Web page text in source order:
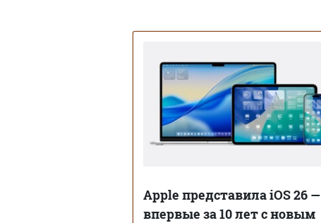
Apple представила iOS 26 —
впервые за 10 лет с новым